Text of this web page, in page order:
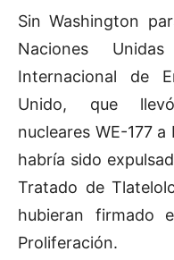
Sin Washington
Naciones
Internacional de
Unido, que
nucleares WE-177
habría sido
Tratado de
hubieran firmado
Proliferación.